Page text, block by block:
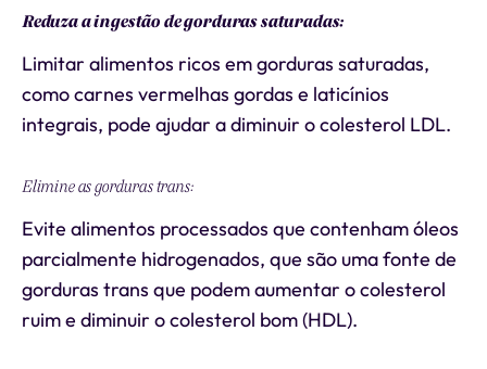
Reduza a ingestão de gorduras saturadas:
Limitar alimentos ricos em gorduras saturadas,
como carnes vermelhas gordas e laticínios
integrais, pode ajudar a diminuir o colesterol LDL.
Elimine as gorduras trans:
Evite alimentos processados que contenham óleos
parcialmente hidrogenados, que são uma fonte de
gorduras trans que podem aumentar o colesterol
ruim e diminuir o colesterol bom (HDL).